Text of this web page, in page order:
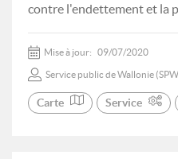
contre l'endettement et la
Mise à jour: 09/07/2020
Service public de Wallonie
Carte Service